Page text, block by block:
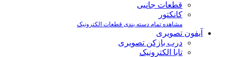
قطعات جانبی
کانکتور
مشاهده تمام دسته بندی قطعات الکترونیک
آیفون تصویری
درب بازکن تصویری
تابا الکترونیک